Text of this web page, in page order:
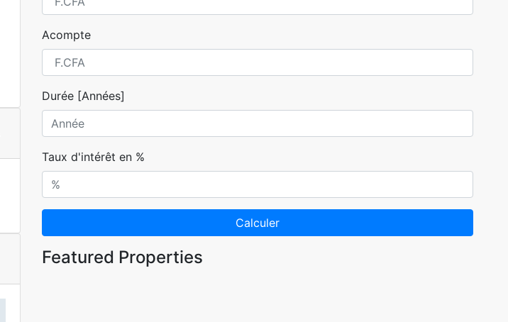
Acompte
Durée [Années]
Taux d'intérêt en %
Calculer
Featured Properties